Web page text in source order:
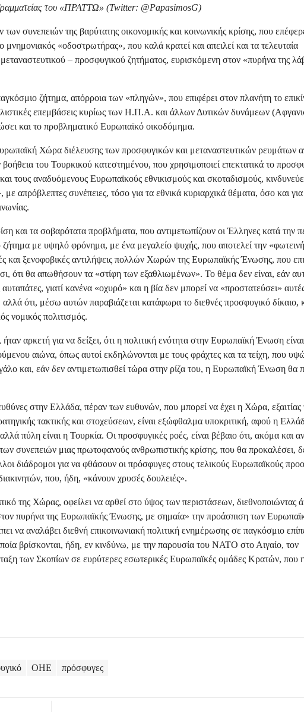
του «ΠΡΑΤΤΩ» (Twitter: @PapasimosG)
συνεπειών της βαρύτατης οικονομικής και κοινωνικής κρίσης, που
«οδοστρωτήρας», που καλά κρατεί και απειλεί και τα τελευταία
– προσφυγικού ζητήματος, ευρισκόμενη στον «πυρήνα της
ζήτημα, απόρροια των «πληγών», που επιφέρει στον πλανήτη το
επεμβάσεις κυρίως των Η.Π.Α. και άλλων Δυτικών δυνάμεων
και το προβληματικό Ευρωπαϊκό οικοδόμημα.
Χώρα διέλευσης των προσφυγικών και μεταναστευτικών ρευμάτων
του Τουρκικού κατεστημένου, που χρησιμοποιεί επεκτατικά το
τους αναδυόμενους Ευρωπαϊκούς εθνικισμούς και σκοταδισμούς,
συνέπειες, τόσο για τα εθνικά κυριαρχικά θέματα, όσο και για
και τα σοβαρότατα προβλήματα, που αντιμετωπίζουν οι Έλληνες κατά την
με υψηλό φρόνημα, με ένα μεγαλείο ψυχής, που αποτελεί την «φωτεινή
και ξενοφοβικές αντιλήψεις πολλών Χωρών της Ευρωπαϊκής Ένωσης, που
ότι θα απωθήσουν τα «στίφη των εξαθλιωμένων». Το θέμα δεν είναι, εάν
γιατί κανένα «οχυρό» και η βία δεν μπορεί να «προστατεύσει»
ότι, μέσω αυτών παραβιάζεται κατάφωρα το διεθνές προσφυγικό δίκαιο,
νομικός πολιτισμός.
αρκετή για να δείξει, ότι η πολιτική ενότητα στην Ευρωπαϊκή Ένωση είναι
αιώνα, όπως αυτοί εκδηλώνονται με τους φράχτες και τα τείχη, που
και, εάν δεν αντιμετωπισθεί τώρα στην ρίζα του, η Ευρωπαϊκή Ένωση θα
στην Ελλάδα, πέραν των ευθυνών, που μπορεί να έχει η Χώρα, εξαιτίας
τακτικής και στοχεύσεων, είναι εξώφθαλμα υποκριτική, αφού η
πύλη είναι η Τουρκία. Οι προσφυγικές ροές, είναι βέβαιο ότι, ακόμα και αν
συνεπειών μιας πρωτοφανούς ανθρωπιστικής κρίσης, που θα προκαλέσει,
διάδρομοι για να φθάσουν οι πρόσφυγες στους τελικούς Ευρωπαϊκούς
που, ήδη, «κάνουν χρυσές δουλειές».
της Χώρας, οφείλει να αρθεί στο ύψος των περιστάσεων, διεθνοποιώντας
πυρήνα της Ευρωπαϊκής Ένωσης, με σημαία» την προάσπιση των
να αναλάβει διεθνή επικοινωνιακή πολιτική ενημέρωσης σε παγκόσμιο
βρίσκονται, ήδη, εν κινδύνω, με την παρουσία του ΝΑΤΟ στο Αιγαίο, τον
των Σκοπίων σε ευρύτερες εσωτερικές Ευρωπαϊκές ομάδες Κρατών, που
ΟΗΕ πρόσφυγες